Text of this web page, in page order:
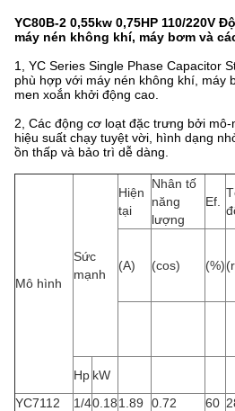
YC80B-2 0,55kw 0,75HP 110/220V
máy nén không khí, máy bơm và
1, YC Series Single Phase Capacitor
phù hợp với máy nén không khí, máy
men xoắn khởi động cao.
2, Các động cơ loạt đặc trưng bởi mô-
hiệu suất chạy tuyệt vời, hình dạng
ồn thấp và bảo trì dễ dàng.
Mô hình
Sức
mạnh
Hiện
tại
Nhân tố
năng
lượng
Ef.
(A) (cos) (%)
Hp kW
YC7112
1/40.181.89 0.72 60